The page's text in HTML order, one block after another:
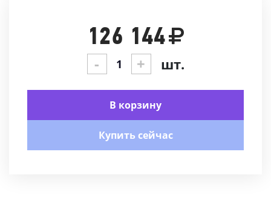
126 144
- + шт.
В корзину
Купить сейчас